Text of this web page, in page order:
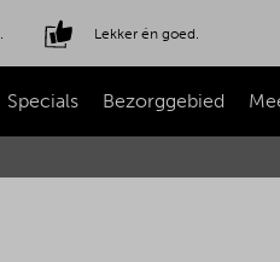
Lekker én goed.
Specials Bezorggebied